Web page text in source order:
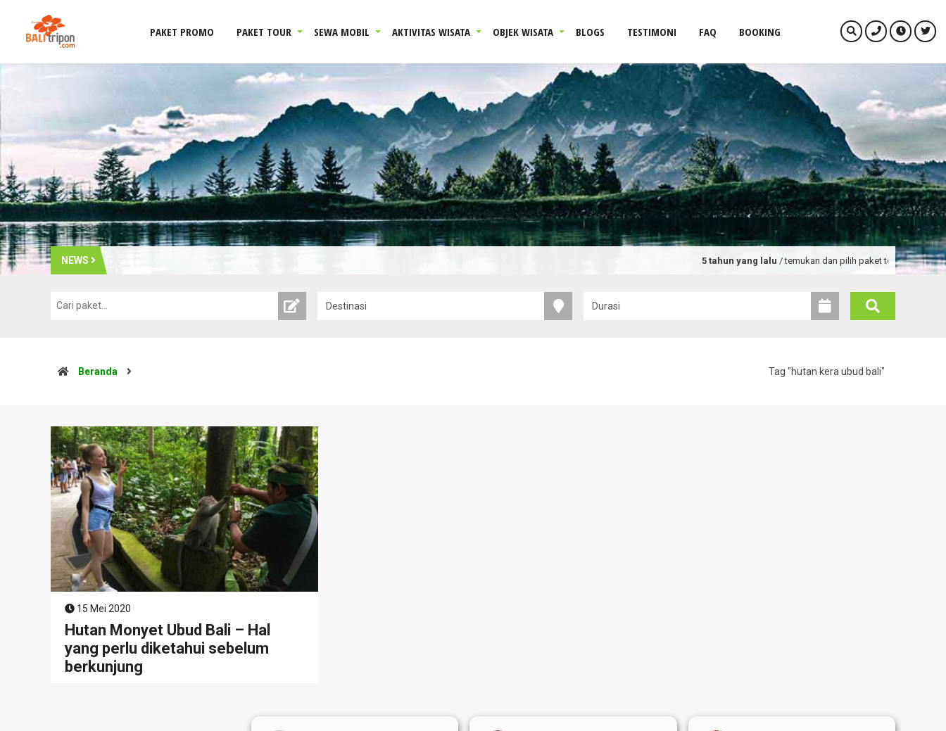
PAKET PROMO PAKET TOUR SEWA MOBIL AKTIVITAS WISATA OBJEK WISATA BLOGS TESTIMONI FAQ BOOKING
NEWS 5 tahun yang lalu/ temukan dan pilih paket tour dan promo
Beranda Tag "hutan kera ubud bali"
15 Mei 2020
Hutan Monyet Ubud Bali – Hal
yang perlu diketahui sebelum
berkunjung